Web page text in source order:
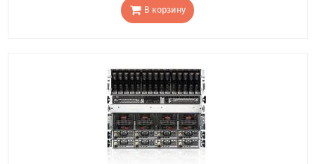
В корзину